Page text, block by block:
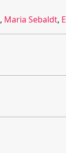
, Maria Sebaldt,